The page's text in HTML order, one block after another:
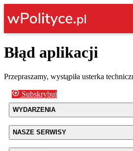
Błąd aplikacji
Przepraszamy, wystąpiła usterka
Subskrybuj
WYDARZENIA
NASZE SERWISY